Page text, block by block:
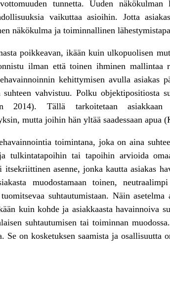
tunnetta. Uuden näkökulman
vaikuttaa asioihin. Jotta
näkökulma ja toiminnallinen
poikkeavan, ikään kuin ulkopuolisen
ilman että toinen ihminen mallintaa
kehittymisen avulla asiakas
suhteen vahvistuu. Polku objektipositiosta
2014). Tällä tarkoitetaan
mutta joihin hän yltää saadessaan apua
toimintana, joka on aina
tulkintatapoihin tai tapoihin arvioida
asenne, jonka kautta asiakas
muodostamaan toinen,
suhtautumistaan. Näin asetelma
kuin kohde ja asiakkaasta havainnoiva
suhtautumisen tai toiminnan
on kosketuksen saamista ja osallisuutta